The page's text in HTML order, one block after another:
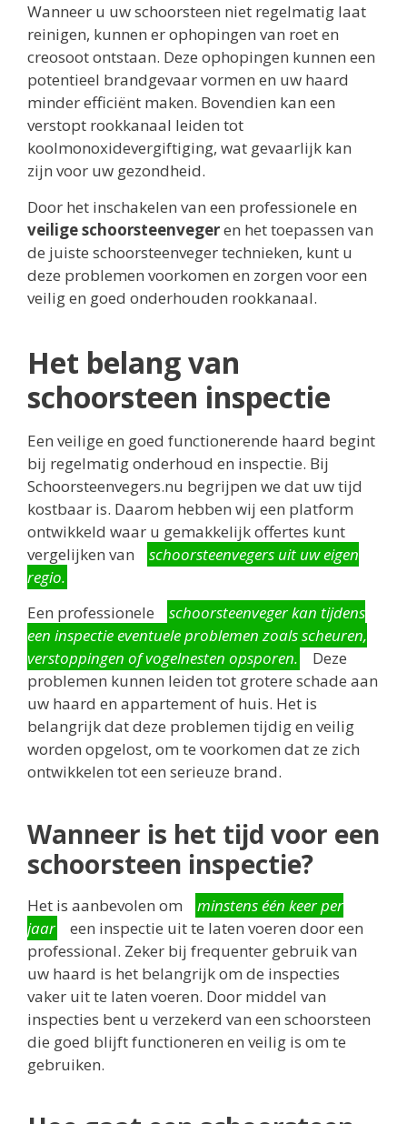
Wanneer u uw schoorsteen niet regelmatig laat
reinigen, kunnen er ophopingen van roet en
creosoot ontstaan. Deze ophopingen kunnen een
potentieel brandgevaar vormen en uw haard
minder efficiënt maken. Bovendien kan een
verstopt rookkanaal leiden tot
koolmonoxidevergiftiging, wat gevaarlijk kan
zijn voor uw gezondheid.
Door het inschakelen van een professionele en
veilige schoorsteenvegeren het toepassen van
de juiste schoorsteenveger technieken, kunt u
deze problemen voorkomen en zorgen voor een
veilig en goed onderhouden rookkanaal.
Het belang van
schoorsteen inspectie
Een veilige en goed functionerende haard begint
bij regelmatig onderhoud en inspectie. Bij
Schoorsteenvegers.nu begrijpen we dat uw tijd
kostbaar is. Daarom hebben wij een platform
ontwikkeld waar u gemakkelijk offertes kunt
vergelijken van
schoorsteenvegers uit uw eigen
regio.
Een professionele
schoorsteenveger kan tijdens
een inspectie eventuele problemen zoals scheuren,
verstoppingen of vogelnesten opsporen.
Deze
problemen kunnen leiden tot grotere schade aan
uw haard en appartement of huis. Het is
belangrijk dat deze problemen tijdig en veilig
worden opgelost, om te voorkomen dat ze zich
ontwikkelen tot een serieuze brand.
Wanneer is het tijd voor een
schoorsteen inspectie?
Het is aanbevolen om
minstens één keer per
jaar
een inspectie uit te laten voeren door een
professional. Zeker bij frequenter gebruik van
uw haard is het belangrijk om de inspecties
vaker uit te laten voeren. Door middel van
inspecties bent u verzekerd van een schoorsteen
die goed blijft functioneren en veilig is om te
gebruiken.